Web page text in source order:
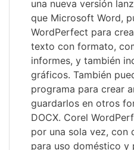
una nueva versión
que Microsoft Word,
WordPerfect para
texto con formato,
informes, y también
gráficos. También
programa para crear
guardarlos en otros
DOCX. Corel
por una sola vez, con
para uso doméstico y